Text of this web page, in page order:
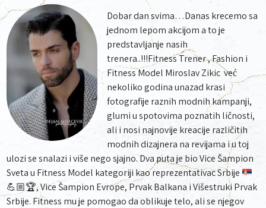
Dobar dan svima…Danas krecemo sa
jednom lepom akcijom a to je
predstavljanje nasih
trenera..!!!Fitness Trener , Fashion i
Fitness Model Miroslav Zikic već
nekoliko godina unazad krasi
fotografije raznih modnih kampanji,
glumi u spotovima poznatih ličnosti,
ali i nosi najnovije kreacije različitih
modnih dizajnera na revijama i u toj
ulozi se snalazi i više nego sjajno. Dva puta je bio Vice Šampion
Sveta u Fitness Model kategoriji kao reprezentativac Srbije
💪🏼🏆, Vice Šampion Evrope, Prvak Balkana i Višestruki Prvak
Srbije. Fitness mu je pomogao da oblikuje telo, ali se njegov